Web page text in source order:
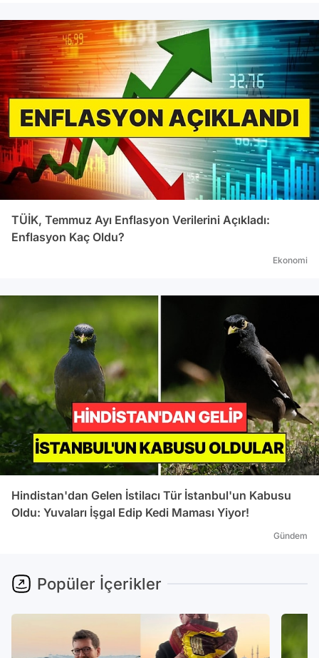
TÜİK, Temmuz Ayı Enflasyon Verilerini Açıkladı:
Enflasyon Kaç Oldu?
Ekonomi
Hindistan'dan Gelen İstilacı Tür İstanbul'un Kabusu
Oldu: Yuvaları İşgal Edip Kedi Maması Yiyor!
Gündem
Popüler İçerikler